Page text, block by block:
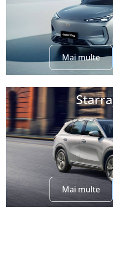
Mai multe
Mai multe